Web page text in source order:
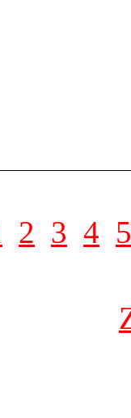
2 3 4 5